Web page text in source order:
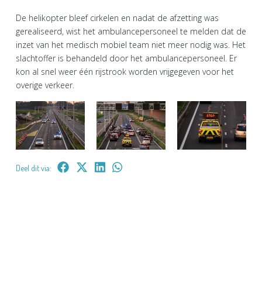
De helikopter bleef cirkelen en nadat de afzetting was
gerealiseerd, wist het ambulancepersoneel te melden dat de
inzet van het medisch mobiel team niet meer nodig was. Het
slachtoffer is behandeld door het ambulancepersoneel. Er
kon al snel weer één rijstrook worden vrijgegeven voor het
overige verkeer.
Deel dit via: